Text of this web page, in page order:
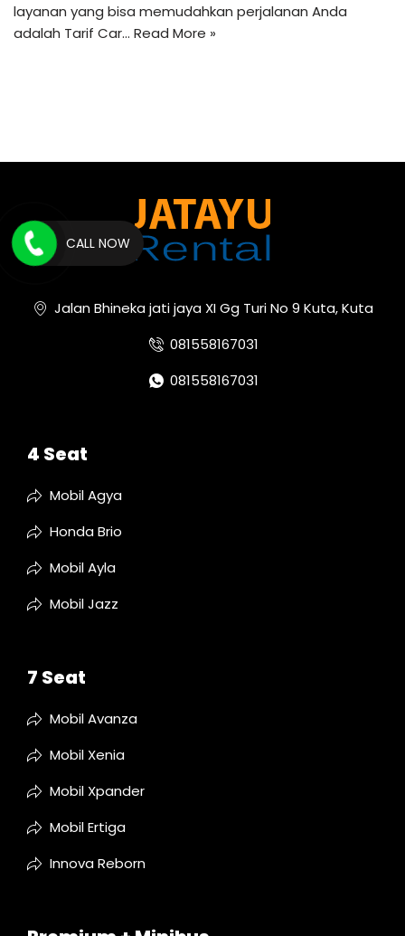
layanan yang bisa memudahkan perjalanan Anda
adalah Tarif Car… Read More »
Jalan Bhineka jati jaya XI Gg Turi No 9 Kuta, Kuta
081558167031
081558167031
4 Seat
Mobil Agya
Honda Brio
Mobil Ayla
Mobil Jazz
7 Seat
Mobil Avanza
Mobil Xenia
Mobil Xpander
Mobil Ertiga
Innova Reborn
CALL NOW